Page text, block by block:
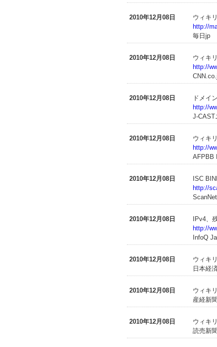
2010年12月08日
ウィキ
http://
毎日jp
2010年12月08日
ウィキ
http://
2010年12月08日
ドメイ
http://
J-CAST
2010年12月08日
ウィキ
http://
AFPBB
2010年12月08日
ISC
http://
2010年12月08日
IPv4、
http://
InfoQ
2010年12月08日
ウィキ
日本経
2010年12月08日
ウィキ
産経新
2010年12月08日
ウィキ
読売新